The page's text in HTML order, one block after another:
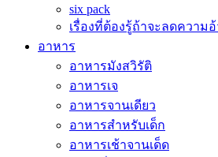
six pack
เรื่องที่ต้องรู้ถ้าจะลดความ
อาหาร
อาหารมังสวิรัติ
อาหารเจ
อาหารจานเดียว
อาหารสำหรับเด็ก
อาหารเช้าจานเด็ด